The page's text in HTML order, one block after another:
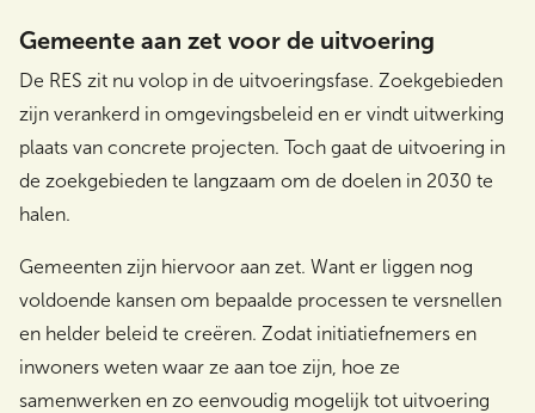
Gemeente aan zet voor de uitvoering
De RES zit nu volop in de uitvoeringsfase. Zoekgebieden
zijn verankerd in omgevingsbeleid en er vindt uitwerking
plaats van concrete projecten. Toch gaat de uitvoering in
de zoekgebieden te langzaam om de doelen in 2030 te
halen.
Gemeenten zijn hiervoor aan zet. Want er liggen nog
voldoende kansen om bepaalde processen te versnellen
en helder beleid te creëren. Zodat initiatiefnemers en
inwoners weten waar ze aan toe zijn, hoe ze
samenwerken en zo eenvoudig mogelijk tot uitvoering